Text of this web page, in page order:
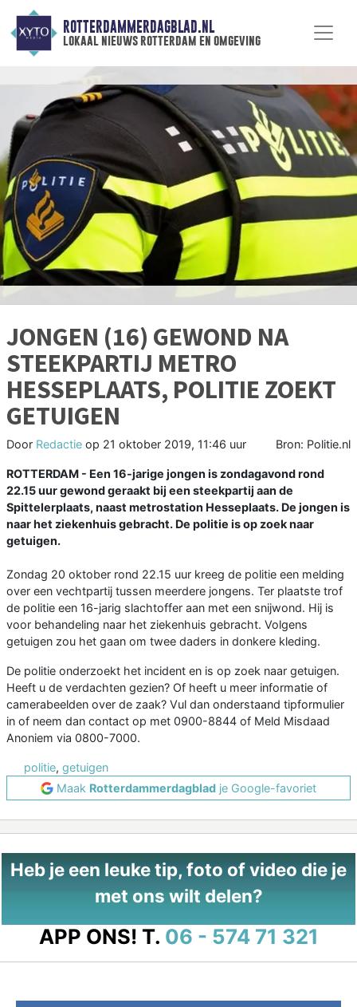
ROTTERDAMMERDAGBLAD.NL
lokaal nieuws rotterdam en omgeving
JONGEN (16) GEWOND NA
STEEKPARTIJ METRO
HESSEPLAATS, POLITIE ZOEKT
GETUIGEN
Door Redactie op 21 oktober 2019, 11:46 uur Bron: Politie.nl
ROTTERDAM - Een 16-jarige jongen is zondagavond rond
22.15 uur gewond geraakt bij een steekpartij aan de
Spittelerplaats, naast metrostation Hesseplaats. De jongen is
naar het ziekenhuis gebracht. De politie is op zoek naar
getuigen.
Zondag 20 oktober rond 22.15 uur kreeg de politie een melding
over een vechtpartij tussen meerdere jongens. Ter plaatste trof
de politie een 16-jarig slachtoffer aan met een snijwond. Hij is
voor behandeling naar het ziekenhuis gebracht. Volgens
getuigen zou het gaan om twee daders in donkere kleding.
De politie onderzoekt het incident en is op zoek naar getuigen.
Heeft u de verdachten gezien? Of heeft u meer informatie of
camerabeelden over de zaak? Vul dan onderstaand tipformulier
in of neem dan contact op met 0900-8844 of Meld Misdaad
Anoniem via 0800-7000.
politie, getuigen
Maak Rotterdammerdagblad je Google-favoriet
Heb je een leuke tip, foto of video die je
met ons wilt delen?
APP ONS! T. 06 - 574 71 321